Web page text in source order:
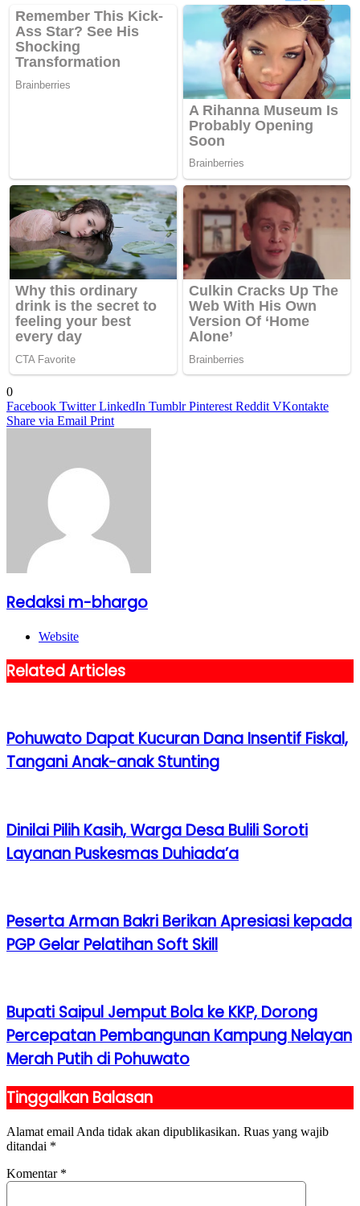
0
Facebook Twitter LinkedIn Tumblr Pinterest Reddit VKontakte
Share via Email Print
Redaksi m-bhargo
Website
Related Articles
Pohuwato Dapat Kucuran Dana Insentif Fiskal,
Tangani Anak-anak Stunting
Dinilai Pilih Kasih, Warga Desa Bulili Soroti
Layanan Puskesmas Duhiada’a
Peserta Arman Bakri Berikan Apresiasi kepada
PGP Gelar Pelatihan Soft Skill
Bupati Saipul Jemput Bola ke KKP, Dorong
Percepatan Pembangunan Kampung Nelayan
Merah Putih di Pohuwato
Tinggalkan Balasan
Alamat email Anda tidak akan dipublikasikan. Ruas yang wajib
ditandai *
Komentar *